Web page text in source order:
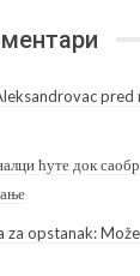
ћуте док
za opstanak: